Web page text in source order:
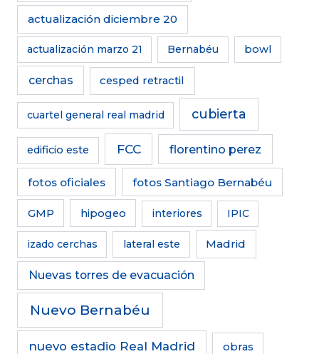
actualización diciembre 20
actualización marzo 21 Bernabéu bowl
cerchas cesped retractil
cuartel general real madrid cubierta
edificio este FCC florentino perez
fotos oficiales fotos Santiago Bernabéu
GMP hipogeo interiores IPIC
izado cerchas lateral este Madrid
Nuevas torres de evacuación
Nuevo Bernabéu
nuevo estadio Real Madrid obras